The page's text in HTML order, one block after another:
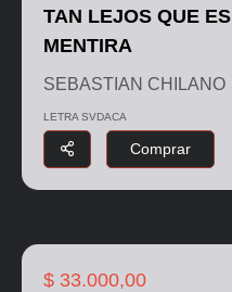
TAN LEJOS QUE ES
MENTIRA
SEBASTIAN CHILANO
LETRA SVDACA
Comprar
$ 33.000,00